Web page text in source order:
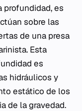
es
sobre las
de una presa
Esta
es
hidráulicos y
estático de los
de la gravedad.